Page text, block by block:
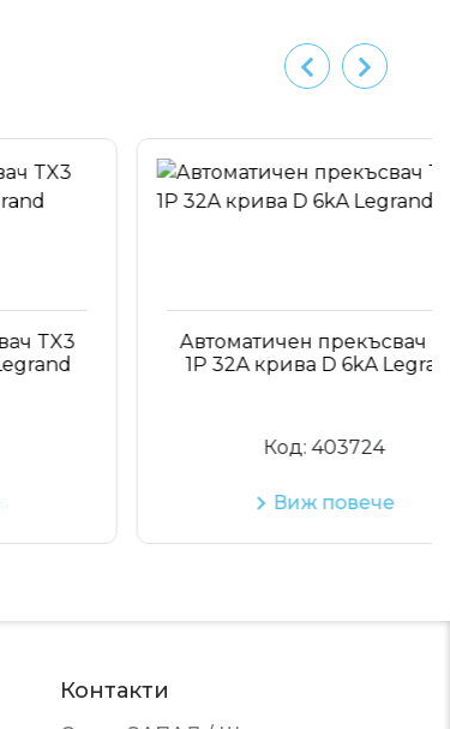
Автоматичен прекъсвач TX3
1P 32A крива D 6kA Legrand
403724
Виж повече
Контакти